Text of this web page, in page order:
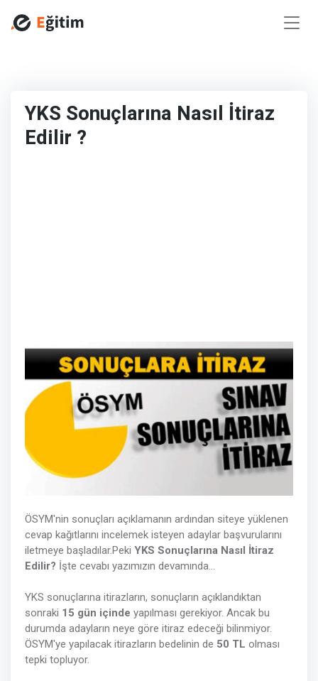
YKS Sonuçlarına Nasıl İtiraz
Edilir ?
ÖSYM'nin sonuçları açıklamanın ardından siteye yüklenen
cevap kağıtlarını incelemek isteyen adaylar başvurularını
iletmeye başladılar.Peki YKS Sonuçlarına Nasıl İtiraz
Edilir? İşte cevabı yazımızın devamında...
YKS sonuçlarına itirazların, sonuçların açıklandıktan
sonraki 15 gün içinde yapılması gerekiyor. Ancak bu
durumda adayların neye göre itiraz edeceği bilinmiyor.
ÖSYM'ye yapılacak itirazların bedelinin de 50 TL olması
tepki topluyor.